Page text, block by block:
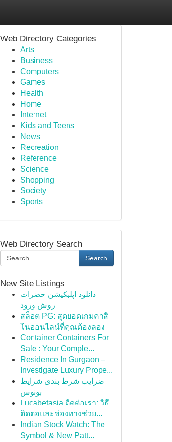
Web Directory Categories
Arts
Business
Computers
Games
Health
Home
Internet
Kids and Teens
News
Recreation
Reference
Science
Shopping
Society
Sports
Web Directory Search
Search
New Site Listings
دانلود اپلیکیشن حضرات
روش ورود
สล็อต PG: สุดยอดเกมคาสิ
โนออนไลน์ที่คุณต้องลอง
Container Containers For
Sale : Your Comple...
Residence In Gurgaon –
Investigate Luxury Prope...
ضرایب شرط بندی شرایط
بونوس
Lucabetasia ติดต่อเรา: วิธี
ติดต่อและช่องทางช่วย...
Indian Stock Watch: The
Symbol & New Patt...